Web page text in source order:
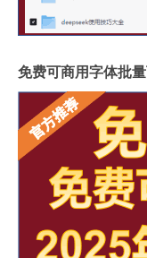
免费可商用字体批